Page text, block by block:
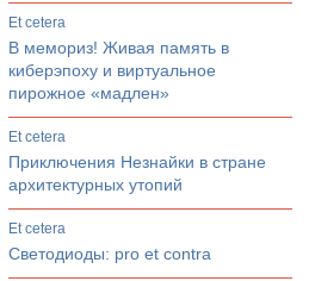
et cetera
В мемориз! Живая память в
киберэпоху и виртуальное
пирожное «мадлен»
et cetera
Приключения Незнайки в стране
архитектурных утопий
et cetera
Светодиоды: pro et contrа